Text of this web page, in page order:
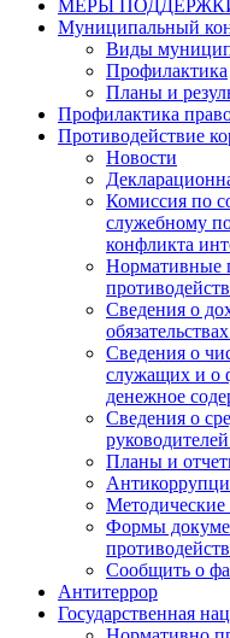
МЕРЫ
Муниципальный
Виды
Профилактика
Планы и
Профилактика
Противодействие
Новости
Комиссия по
служебному
конфликта
Нормативные
Сведения о
Сведения о
служащих и о
денежное
Сведения о
Планы и
Формы
Сообщить о
Антитеррор
Государственная